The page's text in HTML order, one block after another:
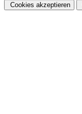
Cookies akzeptieren